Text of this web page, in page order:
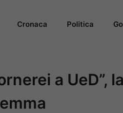
Cronaca Politica
a UeD”, la